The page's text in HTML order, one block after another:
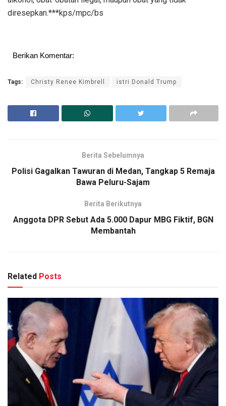
diresepkan.***kps/mpc/bs
Berikan Komentar:
Tags: Christy Renee Kimbrell istri Donald Trump
Berita Sebelumnya
Polisi Gagalkan Tawuran di Medan, Tangkap 5 Remaja
Bawa Peluru-Sajam
Berita Berikutnya
Anggota DPR Sebut Ada 5.000 Dapur MBG Fiktif, BGN
Membantah
Related Posts